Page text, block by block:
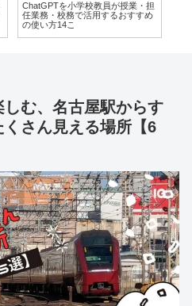
小学校の先生が使うおすすめの採
点赤ペンは？どこで売っている？
しむ、名古屋駅からす
くさん見える場所【6